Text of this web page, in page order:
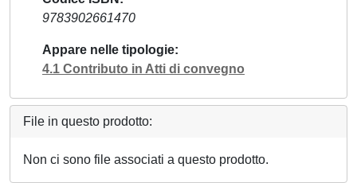
9783902661470
Appare nelle tipologie
4.1 Contributo in Atti di convegno
File in questo prodotto:
Non ci sono file associati a questo prodotto.